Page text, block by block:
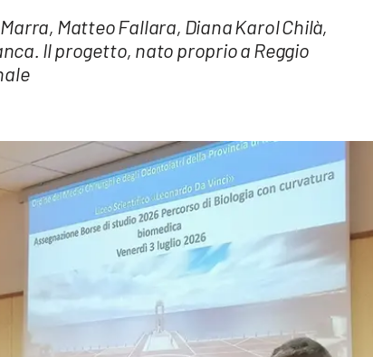
Matteo Fallara, Diana Karol Chilà,
Il progetto, nato proprio a Reggio